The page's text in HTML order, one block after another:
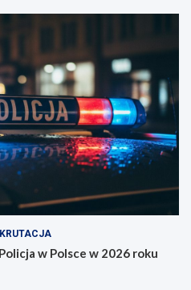
w Polsce w 2026 roku